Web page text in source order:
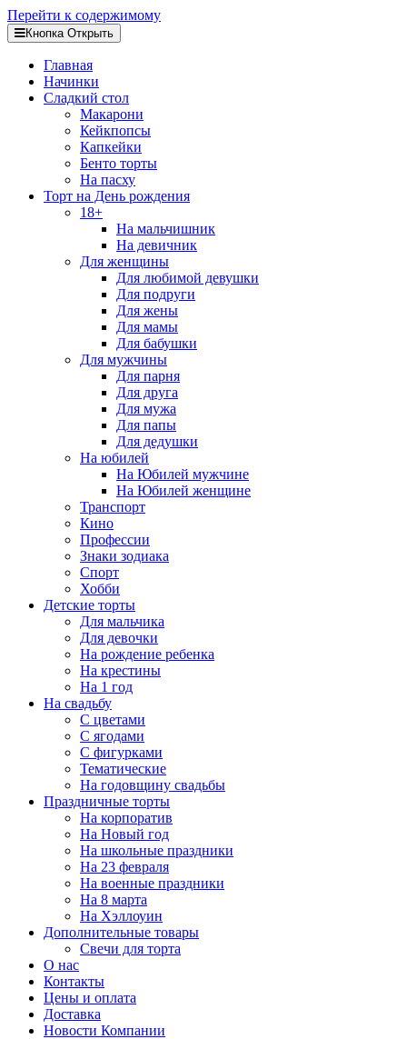
Перейти к содержимому
Кнопка Открыть
Главная
Начинки
Сладкий стол
Макарони
Кейкпопсы
Капкейки
Бенто торты
На пасху
Торт на День рождения
18+
На мальчишник
На девичник
Для женщины
Для любимой девушки
Для подруги
Для жены
Для мамы
Для бабушки
Для мужчины
Для парня
Для друга
Для мужа
Для папы
Для дедушки
На юбилей
На Юбилей мужчине
На Юбилей женщине
Транспорт
Кино
Профессии
Знаки зодиака
Спорт
Хобби
Детские торты
Для мальчика
Для девочки
На рождение ребенка
На крестины
На 1 год
На свадьбу
С цветами
С ягодами
С фигурками
Тематические
На годовщину свадьбы
Праздничные торты
На корпоратив
На Новый год
На школьные праздники
На 23 февраля
На военные праздники
На 8 марта
На Хэллоуин
Дополнительные товары
Свечи для торта
О нас
Контакты
Цены и оплата
Доставка
Новости Компании